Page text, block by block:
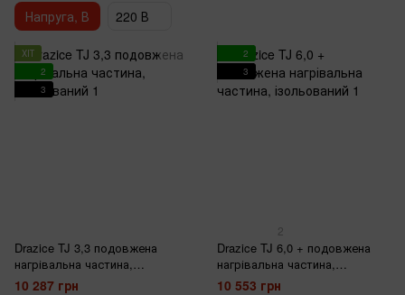
Напруга, В 220 В
ХІТ
2
3
Drazice TJ 3,3 подовжена
нагрівальна частина,
ізольований
10 287 грн
2
3
2
Drazice TJ 6,0 + подовжена
нагрівальна частина,
ізольований
10 553 грн